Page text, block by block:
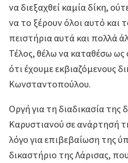
να διεξαχθεί καμία δίκη,
να το ξέρουν όλοι αυτό και
πειστήρια αυτά και πολλά
Τέλος, θέλω να καταθέσω
ότι έχουμε εκβιαζόμενους
Κωνσταντοπούλου.
Οργή για τη διαδικασία της
Καρυστιανού σε ανάρτησή
λόγο για επιβεβαίωση της
δικαστήριο της Λάρισας,